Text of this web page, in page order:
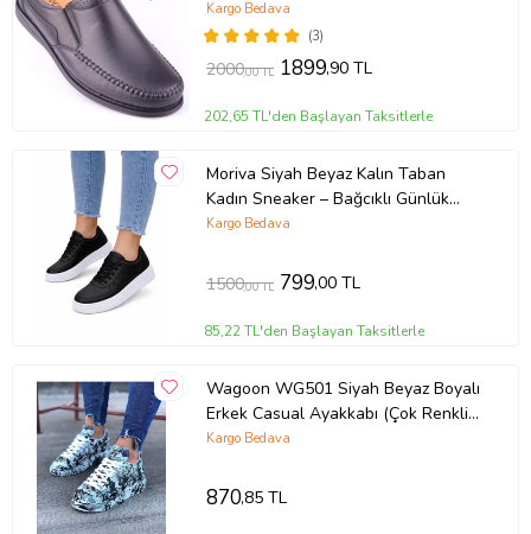
Ayakkabı DTC015 (Siyah)
(3)
Kargo Bedava
2000,00 TL 1899,90 TL
202,65 TL'den Başlayan Taksitlerle
Moriva Siyah Beyaz Kalın Taban
Kadın Sneaker – Bağcıklı Günlük
Spor Ayakkabı – Rahat Yürüyüş
Kargo Bedava
1500,00 TL 799,00 TL
85,22 TL'den Başlayan Taksitlerle
Wagoon WG501 Siyah Beyaz Boyalı
Erkek Casual Ayakkabı (Çok Renkli-
Lacivert)
Kargo Bedava
870,85 TL